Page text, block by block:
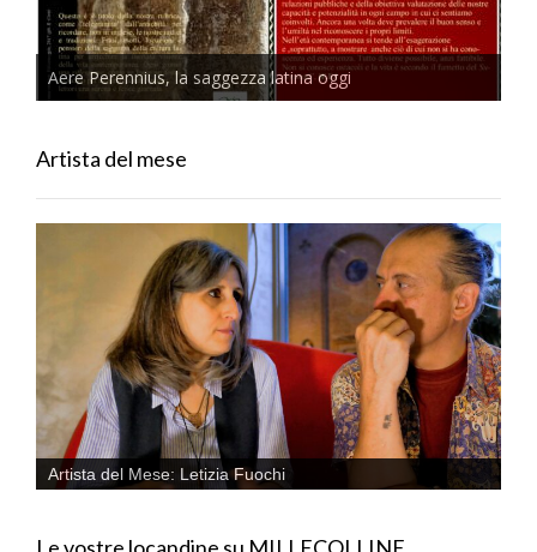
Aere Perennius, la saggezza latina oggi
Artista del mese
Artista del Mese: Letizia Fuochi